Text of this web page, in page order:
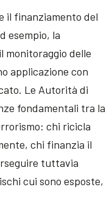
il finanziamento del
esempio, la
monitoraggio delle
applicazione con
Le Autorità di
fondamentali tra la
chi ricicla
chi finanzia il
tuttavia
cui sono esposte,